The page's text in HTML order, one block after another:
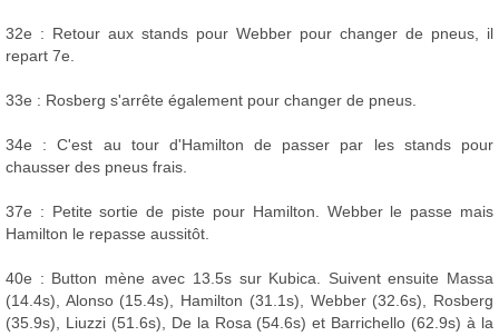
32e : Retour aux stands pour Webber pour changer de pneus, il
repart 7e.
33e : Rosberg s'arrête également pour changer de pneus.
34e : C'est au tour d'Hamilton de passer par les stands pour
chausser des pneus frais.
37e : Petite sortie de piste pour Hamilton. Webber le passe mais
Hamilton le repasse aussitôt.
40e : Button mène avec 13.5s sur Kubica. Suivent ensuite Massa
(14.4s), Alonso (15.4s), Hamilton (31.1s), Webber (32.6s), Rosberg
(35.9s), Liuzzi (51.6s), De la Rosa (54.6s) et Barrichello (62.9s) à la